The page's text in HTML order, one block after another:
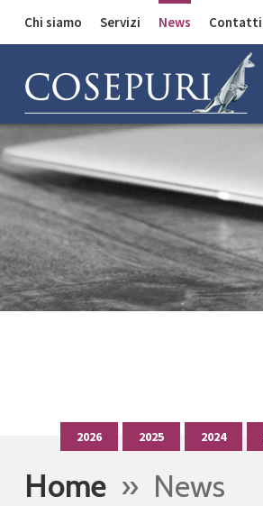
Chi siamo Servizi
Comunicazioni
News Contatti
2026 2025 2024
Home » News